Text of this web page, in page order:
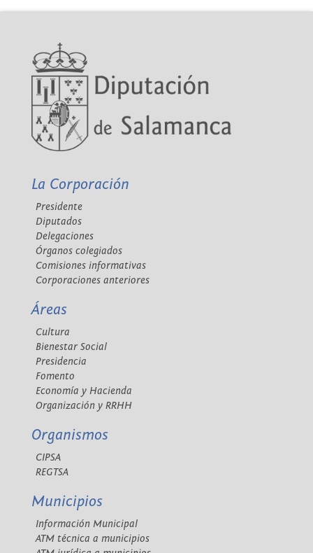
La Corporación
Presidente
Diputados
Delegaciones
Órganos colegiados
Comisiones informativas
Corporaciones anteriores
Áreas
Cultura
Bienestar Social
Presidencia
Fomento
Economía y Hacienda
Organización y RRHH
Organismos
CIPSA
REGTSA
Municipios
Información Municipal
ATM técnica a municipios